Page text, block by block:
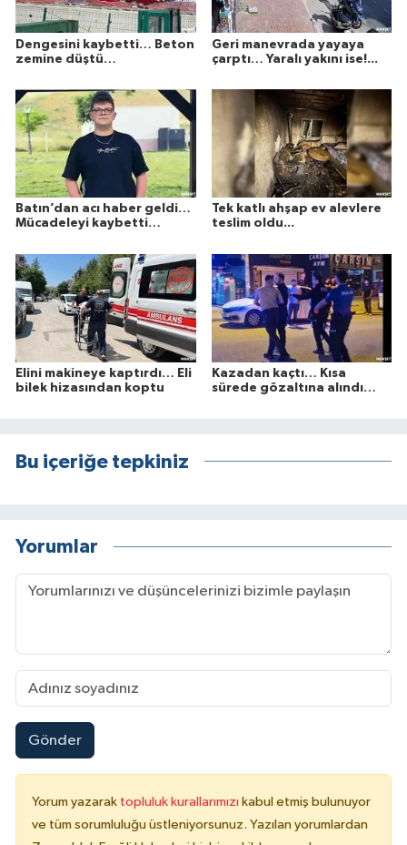
Dengesini kaybetti… Beton
zemine düştü…
Geri manevrada yayaya
çarptı… Yaralı yakını ise!...
Batın’dan acı haber geldi…
Mücadeleyi kaybetti…
Tek katlı ahşap ev alevlere
teslim oldu...
Elini makineye kaptırdı… Eli
bilek hizasından koptu
Kazadan kaçtı… Kısa
sürede gözaltına alındı…
Bu içeriğe tepkiniz
Yorumlar
Gönder
Yorum yazarak topluluk kurallarımızı kabul etmiş bulunuyor
ve tüm sorumluluğu üstleniyorsunuz. Yazılan yorumlardan